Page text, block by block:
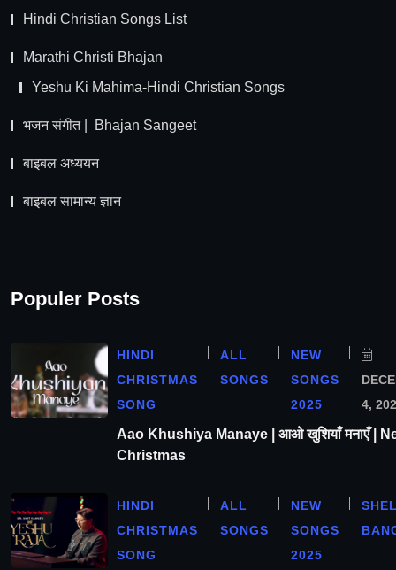
Hindi Christian Songs List
Marathi Christi Bhajan
Yeshu Ki Mahima-Hindi Christian Songs
भजन संगीत | Bhajan Sangeet
बाइबल अध्ययन
बाइबल सामान्य ज्ञान
Populer Posts
HINDI
CHRISTMAS
SONG
ALL
SONGS
NEW
SONGS
2025
4,
Aao Khushiya Manaye | आओ खुशियाँ मनाएँ |
Christmas
HINDI
CHRISTMAS
SONG
ALL
SONGS
NEW
SONGS
2025